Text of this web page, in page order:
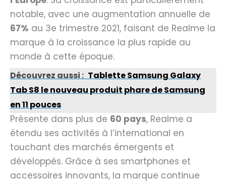
notable, avec une augmentation annuelle de
67% au 3e trimestre 2021, faisant de Realme la
marque à la croissance la plus rapide au
monde à cette époque.
Découvrez aussi : Tablette Samsung Galaxy
Tab S8 le nouveau produit phare de Samsung
en 11 pouces
Présente dans plus de 60 pays, Realme a
étendu ses activités à l’international en
touchant des marchés émergents et
développés. Grâce à ses smartphones et
accessoires innovants, la marque continue